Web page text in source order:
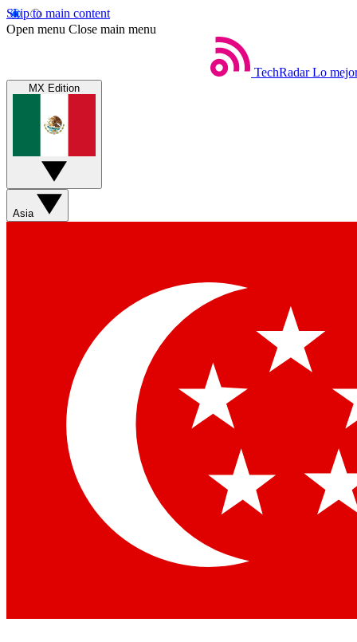
Skip to main content
Open menu Close main menu
TechRadar Lo
MX Edition
Asia